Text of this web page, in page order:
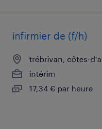
infirmier de (f/h)
trébrivan, côtes-
intérim
17,34 € par heure